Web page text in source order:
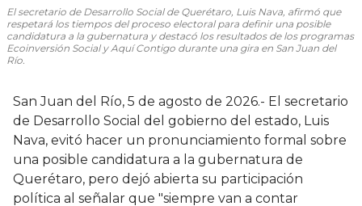
El secretario de Desarrollo Social de Querétaro, Luis Nava, afirmó que
respetará los tiempos del proceso electoral para definir una posible
candidatura a la gubernatura y destacó los resultados de los programas
Ecoinversión Social y Aquí Contigo durante una gira en San Juan del
Río.
San Juan del Río, 5 de agosto de 2026.- El secretario
de Desarrollo Social del gobierno del estado, Luis
Nava, evitó hacer un pronunciamiento formal sobre
una posible candidatura a la gubernatura de
Querétaro, pero dejó abierta su participación
política al señalar que "siempre van a contar